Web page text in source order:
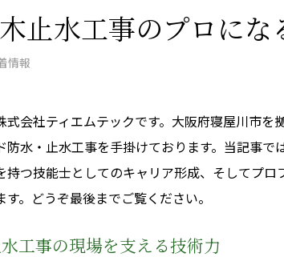
止水工事のプロにな
情報
式会社ティエムテックです。大阪府寝屋川市
防水・止水工事を手掛けております。当記事で
持つ技能士としてのキャリア形成、そしてプ
。どうぞ最後までご覧ください。
工事の現場を支える技術力